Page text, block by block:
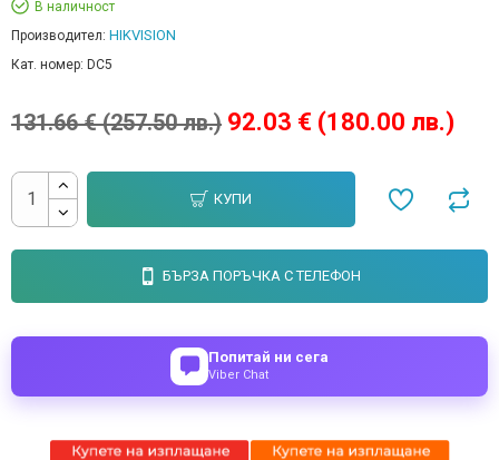
В наличност
Производител: HIKVISION
Кат. номер: DC5
92.03 € (180.00 лв.)
131.66 € (257.50 лв.)
КУПИ
БЪРЗА ПОРЪЧКА С ТЕЛЕФОН
Попитай ни сега
Viber Chat